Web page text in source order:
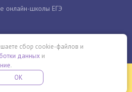
онлайн-школы ЕГЭ
школа
С ПОЛЬЗОЙ
сбор cookie-файлов и
данных и
.
OK